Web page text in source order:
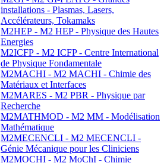
installations - Plasmas, Lasers,
Accélérateurs, Tokamaks
M2HEP - M2 HEP - Physique des Hautes
Energies
M2ICFP - M2 ICFP - Centre International
de Physique Fondamentale
M2MACHI - M2 MACHI - Chimie des
Matériaux et Interfaces
M2MARES - M2 PBR - Physique par
Recherche
M2MATHMOD - M2 MM - Modélisation
Mathématique
M2MECENCLI - M2 MECENCLI -
Génie Mécanique pour les Cliniciens
M2MOCHI - M2 MoChI - Chimie